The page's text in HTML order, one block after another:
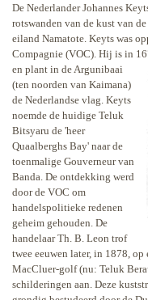
De Nederlander Johannes
rotswanden van de kust van
eiland Namatote. Keyts was
Compagnie (VOC). Hij is in
en plant in de Argunibaai
(ten noorden van Kaimana)
de Nederlandse vlag. Keyts
noemde de huidige Teluk
Bitsyaru de 'heer
Quaalberghs Bay' naar de
toenmalige Gouverneur van
Banda. De ontdekking werd
door de VOC om
handelspolitieke redenen
geheim gehouden. De
handelaar Th. B. Leon trof
twee eeuwen later, in 1878,
MacCluer-golf (nu: Teluk
schilderingen aan. Deze